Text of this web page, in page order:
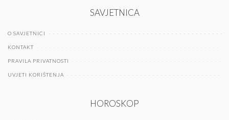
SAVJETNICA
O SAVJETNICI
KONTAKT
PRAVILA PRIVATNOSTI
UVJETI KORIŠTENJA
HOROSKOP